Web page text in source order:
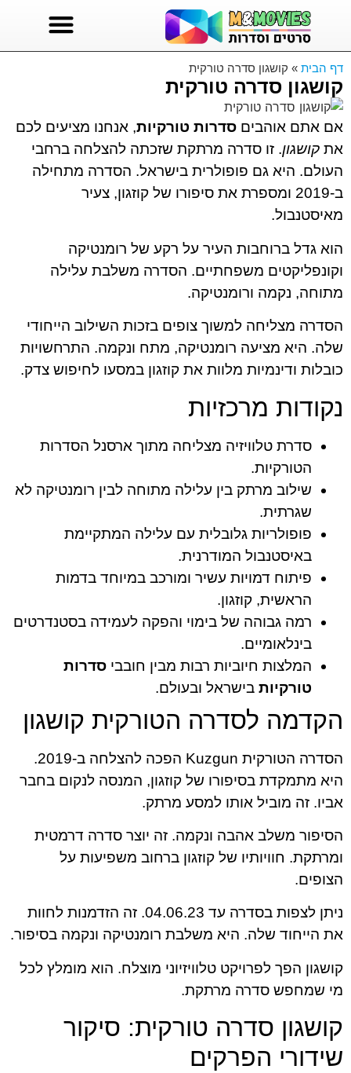
דף הבית » קושגון סדרה טורקית
קושגון סדרה טורקית
אם אתם אוהבים סדרות טורקיות, אנחנו מציעים לכם
את קושגון. זו סדרה מרתקת שזכתה להצלחה ברחבי
העולם. היא גם פופולרית בישראל. הסדרה מתחילה
ב-2019 ומספרת את סיפורו של קוזגון, צעיר
מאיסטנבול.
הוא גדל ברוחבות העיר על רקע של רומנטיקה
וקונפליקטים משפחתיים. הסדרה משלבת עלילה
מתוחה, נקמה ורומנטיקה.
הסדרה מצליחה למשוך צופים בזכות השילוב הייחודי
שלה. היא מציעה רומנטיקה, מתח ונקמה. התרחשויות
כובלות ודינמיות מלוות את קוזגון במסעו לחיפוש צדק.
נקודות מרכזיות
סדרת טלוויזיה מצליחה מתוך ארסנל הסדרות
הטורקיות.
שילוב מרתק בין עלילה מתוחה לבין רומנטיקה לא
שגרתית.
פופולריות גלובלית עם עלילה המתקיימת
באיסטנבול המודרנית.
פיתוח דמויות עשיר ומורכב במיוחד בדמות
הראשית, קוזגון.
רמה גבוהה של בימוי והפקה לעמידה בסטנדרטים
בינלאומיים.
המלצות חיוביות רבות מבין חובבי סדרות
טורקיות בישראל ובעולם.
הקדמה לסדרה הטורקית קושגון
הסדרה הטורקית Kuzgun הפכה להצלחה ב-2019.
היא מתמקדת בסיפורו של קוזגון, המנסה לנקום בחבר
אביו. זה מוביל אותו למסע מרתק.
הסיפור משלב אהבה ונקמה. זה יוצר סדרה דרמטית
ומרתקת. חוויותיו של קוזגון ברחוב משפיעות על
הצופים.
ניתן לצפות בסדרה עד 04.06.23. זה הזדמנות לחוות
את הייחוד שלה. היא משלבת רומנטיקה ונקמה בסיפור.
קושגון הפך לפרויקט טלוויזיוני מוצלח. הוא מומלץ לכל
מי שמחפש סדרה מרתקת.
קושגון סדרה טורקית: סיקור
שידורי הפרקים